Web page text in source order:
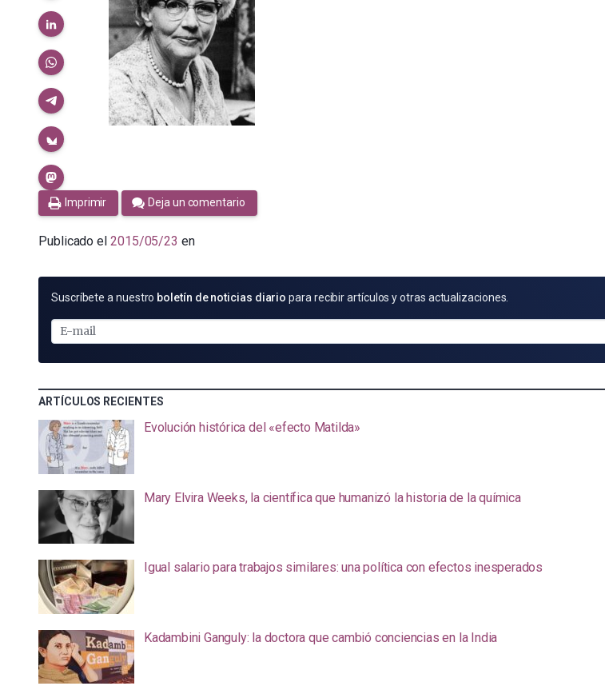
Imprimir Deja un comentario
Publicado el 2015/05/23 en
SUSCRÍBETE
E-
MAIL
Suscríbete a nuestro boletín de noticias diario para recibir artículos y otras actualizaciones.
ARTÍCULOS RECIENTES
Evolución histórica del «efecto Matilda»
Mary Elvira Weeks, la científica que humanizó la historia de la química
Igual salario para trabajos similares: una política con efectos inesperados
Kadambini Ganguly: la doctora que cambió conciencias en la India